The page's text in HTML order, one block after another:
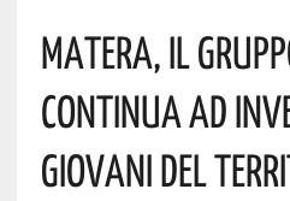
Matera, Il
Continua Ad
Giovani Del